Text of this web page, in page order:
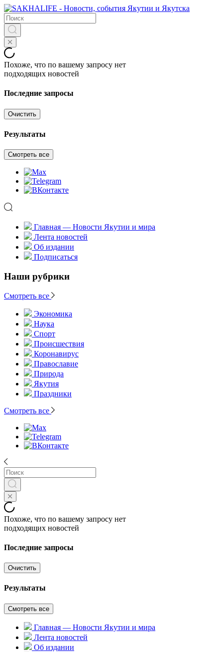
Похоже, что по вашему запросу нет
подходящих новостей
Последние запросы
Очистить
Результаты
Смотреть все
Главная — Новости Якутии и мира
Лента новостей
Об издании
Подписаться
Наши рубрики
Смотреть все
Экономика
Наука
Спорт
Происшествия
Коронавирус
Православие
Природа
Якутия
Праздники
Смотреть все
Похоже, что по вашему запросу нет
подходящих новостей
Последние запросы
Очистить
Результаты
Смотреть все
Главная — Новости Якутии и мира
Лента новостей
Об издании